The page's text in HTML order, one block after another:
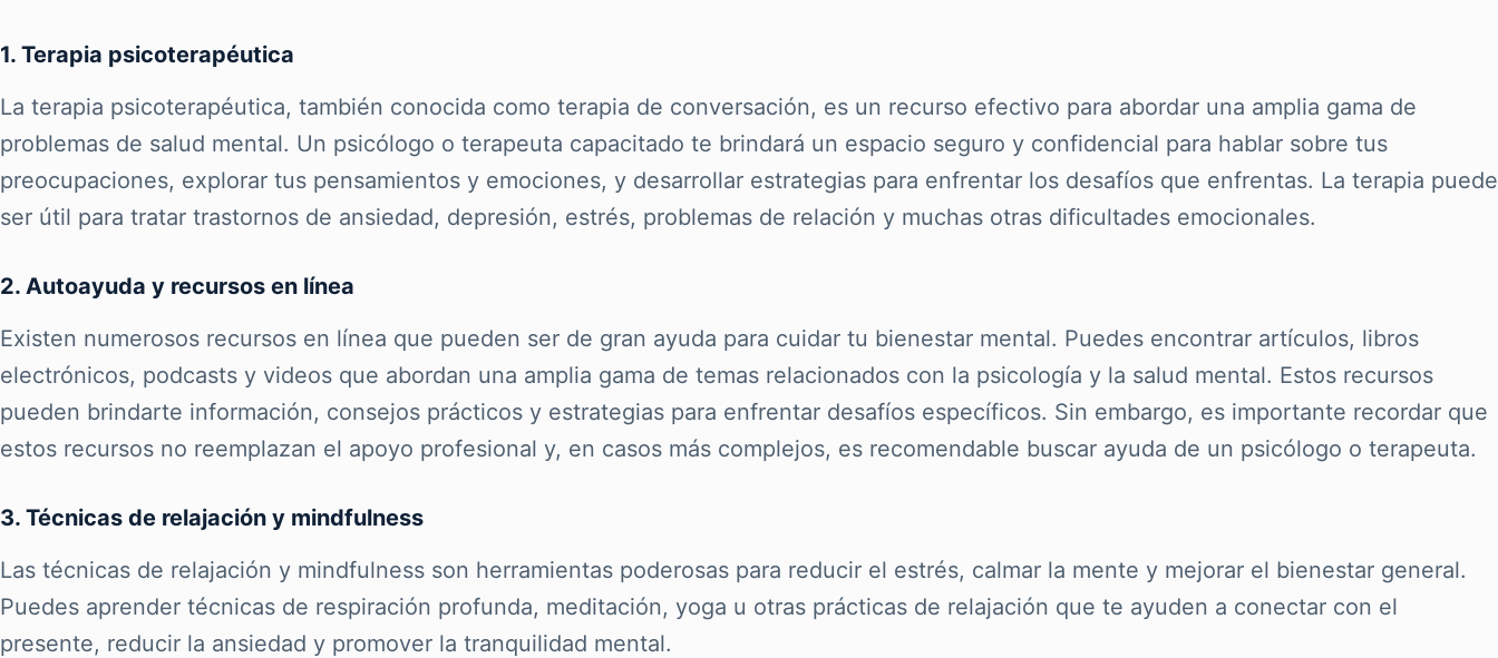
1. Terapia psicoterapéutica
La terapia psicoterapéutica, también conocida como terapia de conversación, es un recurso efectivo para abordar una amplia gama de
problemas de salud mental. Un psicólogo o terapeuta capacitado te brindará un espacio seguro y confidencial para hablar sobre tus
preocupaciones, explorar tus pensamientos y emociones, y desarrollar estrategias para enfrentar los desafíos que enfrentas. La terapia puede
ser útil para tratar trastornos de ansiedad, depresión, estrés, problemas de relación y muchas otras dificultades emocionales.
2. Autoayuda y recursos en línea
Existen numerosos recursos en línea que pueden ser de gran ayuda para cuidar tu bienestar mental. Puedes encontrar artículos, libros
electrónicos, podcasts y videos que abordan una amplia gama de temas relacionados con la psicología y la salud mental. Estos recursos
pueden brindarte información, consejos prácticos y estrategias para enfrentar desafíos específicos. Sin embargo, es importante recordar que
estos recursos no reemplazan el apoyo profesional y, en casos más complejos, es recomendable buscar ayuda de un psicólogo o terapeuta.
3. Técnicas de relajación y mindfulness
Las técnicas de relajación y mindfulness son herramientas poderosas para reducir el estrés, calmar la mente y mejorar el bienestar general.
Puedes aprender técnicas de respiración profunda, meditación, yoga u otras prácticas de relajación que te ayuden a conectar con el
presente, reducir la ansiedad y promover la tranquilidad mental.